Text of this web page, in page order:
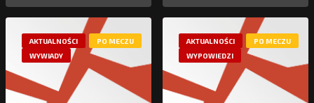
AKTUALNOŚCI
PO MECZU
WYWIADY
AKTUALNOŚCI
PO MECZU
WYPOWIEDZI